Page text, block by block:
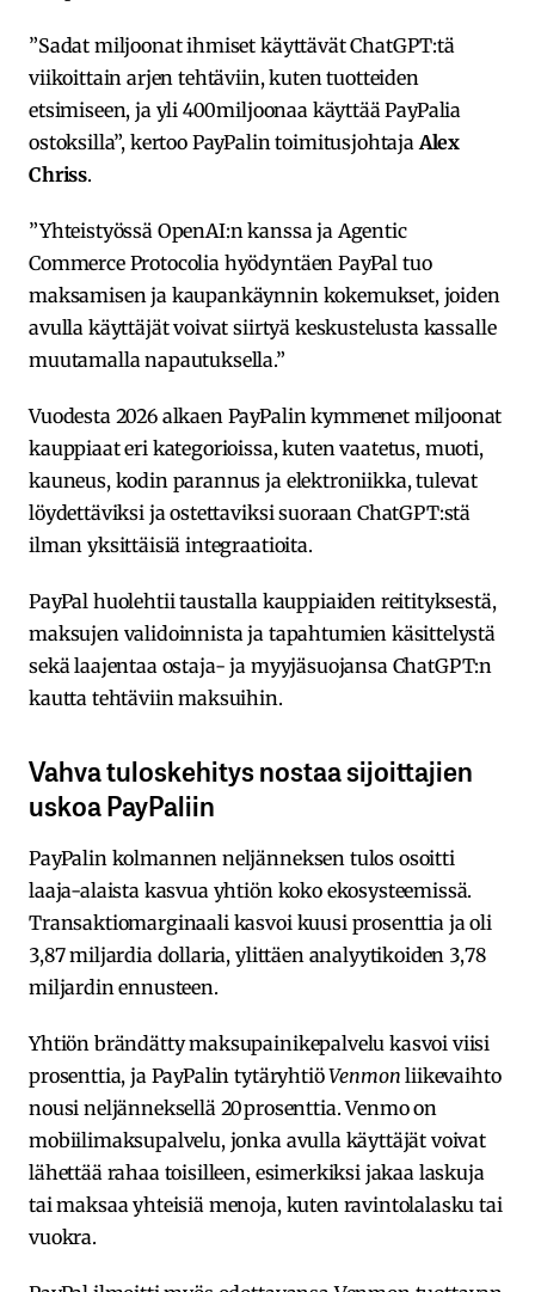
”Sadat miljoonat ihmiset käyttävät ChatGPT:tä
viikoittain arjen tehtäviin, kuten tuotteiden
etsimiseen, ja yli 400 miljoonaa käyttää PayPalia
ostoksilla”, kertoo PayPalin toimitusjohtaja Alex
Chriss.
”Yhteistyössä OpenAI:n kanssa ja Agentic
Commerce Protocolia hyödyntäen PayPal tuo
maksamisen ja kaupankäynnin kokemukset, joiden
avulla käyttäjät voivat siirtyä keskustelusta kassalle
muutamalla napautuksella.”
Vuodesta 2026 alkaen PayPalin kymmenet miljoonat
kauppiaat eri kategorioissa, kuten vaatetus, muoti,
kauneus, kodin parannus ja elektroniikka, tulevat
löydettäviksi ja ostettaviksi suoraan ChatGPT:stä
ilman yksittäisiä integraatioita.
PayPal huolehtii taustalla kauppiaiden reitityksestä,
maksujen validoinnista ja tapahtumien käsittelystä
sekä laajentaa ostaja- ja myyjäsuojansa ChatGPT:n
kautta tehtäviin maksuihin.
Vahva tuloskehitys nostaa sijoittajien
uskoa PayPaliin
PayPalin kolmannen neljänneksen tulos osoitti
laaja-alaista kasvua yhtiön koko ekosysteemissä.
Transaktiomarginaali kasvoi kuusi prosenttia ja oli
3,87 miljardia dollaria, ylittäen analyytikoiden 3,78
miljardin ennusteen.
Yhtiön brändätty maksupainikepalvelu kasvoi viisi
prosenttia, ja PayPalin tytäryhtiöVenmon liikevaihto
nousi neljänneksellä 20 prosenttia. Venmo on
mobiilimaksupalvelu, jonka avulla käyttäjät voivat
lähettää rahaa toisilleen, esimerkiksi jakaa laskuja
tai maksaa yhteisiä menoja, kuten ravintolalasku tai
vuokra.